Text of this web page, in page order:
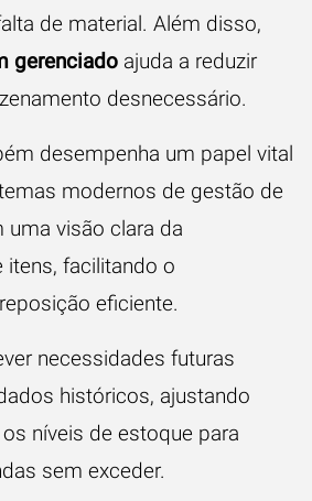
de material. Além disso,
gerenciado ajuda a reduzir
desnecessário.
desempenha um papel vital
modernos de gestão de
visão clara da
itens, facilitando o
eficiente.
necessidades futuras
históricos, ajustando
níveis de estoque para
sem exceder.